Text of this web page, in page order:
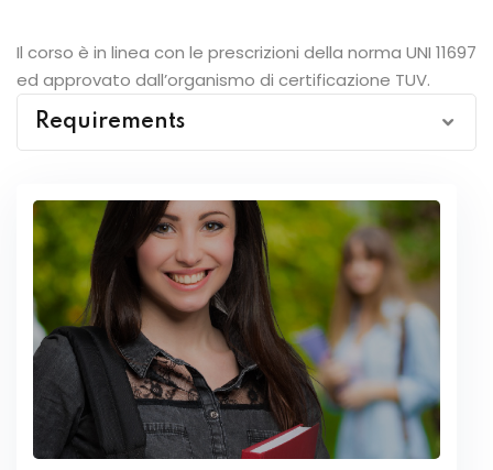
Il corso è in linea con le prescrizioni della norma UNI 11697
ed approvato dall’organismo di certificazione TUV.
Requirements